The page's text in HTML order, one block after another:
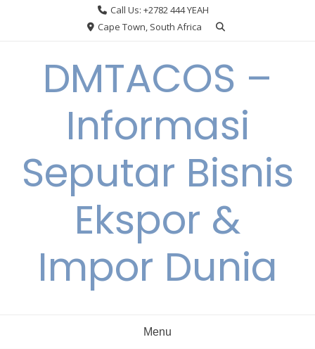
Call Us: +2782 444 YEAH
Cape Town, South Africa
DMTACOS –
Informasi
Seputar Bisnis
Ekspor &
Impor Dunia
Menu